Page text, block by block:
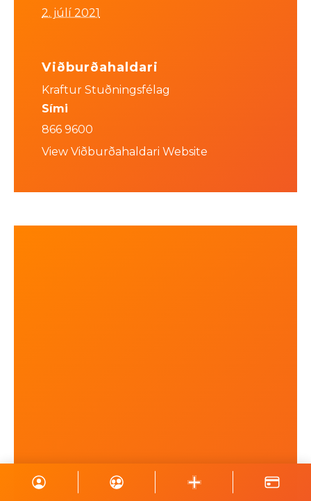
2. júlí 2021
Viðburðahaldari
Kraftur Stuðningsfélag
Sími
866 9600
View Viðburðahaldari Website